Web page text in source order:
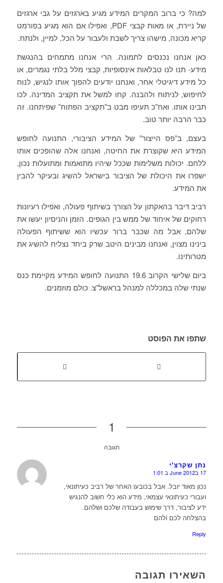
למה? כי ברוב המקרים המידע מגיע בארגזים על גבי ארגזים
של ניירת, או מאות קבצי PDF, ואפילו אם הוא מגיע בפורמט
קריא מכונה, מישהו צריך לשבת ולעבור על הכל, למיין, ולנתח.
כאן אנחנו נכנסים לתמונה. הרי אנחנו מתמחים בהנגשת
מידע- תנו לנו טבלאות אינסופיות, קבצי מלל בלתי נגמרים, או
כל מידע דיגיטלי אחר, ואנחנו יודעים להפוך אותו לנגיש, לנוח
לחיפוש, לניתוח ולהבנה. קחו למשל את תקציב המדינה. לכו
תבינו אותו. ואח”כ תעיפו מבט ב”תקציב הפתוח” שפיתחנו. זה
כבר הרבה יותר טוב.
בעצם, ב”פס הייצור” של המידע הציבורי, התנועה לחופש
המידע היא שקוצרת את החיטה, ואנחנו אלה שהופכים אותו
ללחם. יכולות משלימות שככל שיהיו מתואמות ומתועלות נכון,
ישפרו את היכולת של הציבור בישראל להשיג ובעיקר להבין
את המידע.
רביב דיבר בהאקתון על הצורך בשיתוף פעולה, ואפילו רעיונות
רחוקים של איחוד של ממש בין הגופים. הזמן והניסיון יעשו את
שלהם, אבל מה שכבר ברור עכשיו הוא ששיתוף הפעולה
בינינו מצוין, ואנחנו מבינים היטב שרק ביחד נצליח להשיג את
מטרותינו.
ביום שלישי הקרוב 19.6 התנועה לחופש המידע מקיימת כנס
שנתי שלה במכללה למנהל בראשל”צ. כולם מוזמנים.
שתפו את הפוסט
1
תגובה
נתן שקרצ'י
17 בJune 2012 ב 1:01
נכון מאוד יובל. אבל בכובעו האחר של רביב כעיתונאי,
ועבורי כעיתונאי עצמאי, מידע הוא כלי חשוב להנגיש
ידע לציבור, דרך שימוש בעבודה שלכם ושלהם.
בהצלחה לכם ולהם
Reply
השאירו תגובה